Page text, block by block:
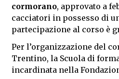
cormorano, approvato a
cacciatori in possesso di
partecipazione al corso è
Per l’organizzazione del
Trentino, la Scuola di
incardinata nella